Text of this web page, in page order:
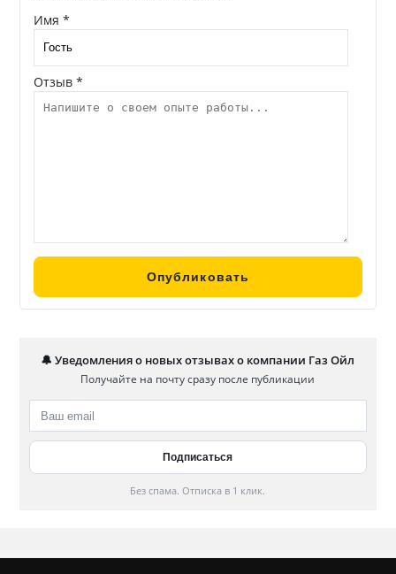
Имя *
Отзыв *
🔔 Уведомления о новых отзывах о компании Газ Ойл
Получайте на почту сразу после публикации
Без спама. Отписка в 1 клик.